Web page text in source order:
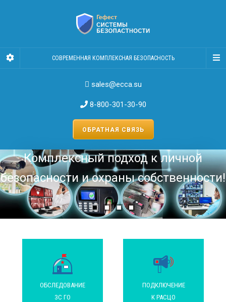
СОВРЕМЕННАЯ КОМПЛЕКСНАЯ БЕЗОПАСНОСТЬ
sales@ecca.su
8-800-301-30-90
ОБРАТНАЯ СВЯЗЬ
Комплексный подход к личной
безопасности и охраны собственности!
ОБСЛЕДОВАНИЕ
ЗС ГО
ПОДКЛЮЧЕНИЕ
К РАСЦО